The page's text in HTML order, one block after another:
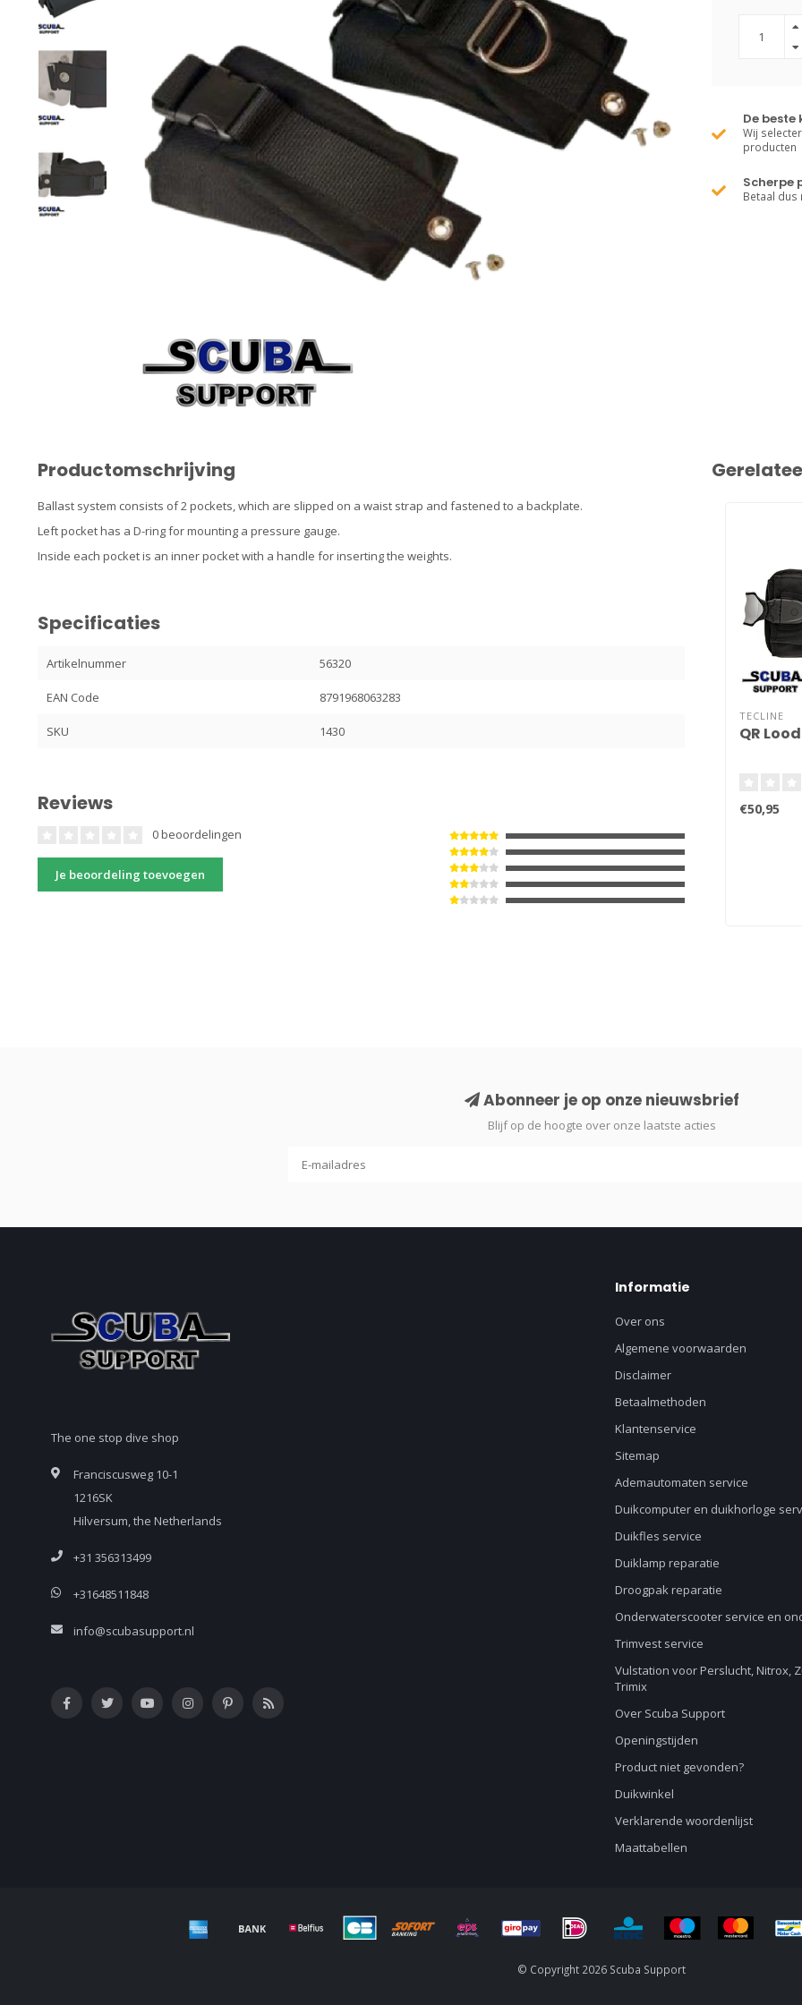
De beste
Wij
producten
Scherpe
Betaal dus
Productomschrijving
Ballast system consists of 2 pockets, which are slipped on a waist strap and fastened to a backplate.
Left pocket has a D-ring for mounting a pressure gauge.
Inside each pocket is an inner pocket with a handle for inserting the weights.
Specificaties
Artikelnummer 56320
EAN Code 8791968063283
SKU 1430
Reviews
0 beoordelingen
Je beoordeling toevoegen
TECLINE
QR
€50,95
Abonneer je op onze nieuwsbrief
Blijf op de hoogte over onze laatste acties
The one stop dive shop
Franciscusweg 10-1
1216SK
Hilversum, the Netherlands
+31 356313499
+31648511848
info@scubasupport.nl
Informatie
Over ons
Algemene voorwaarden
Disclaimer
Betaalmethoden
Klantenservice
Sitemap
Ademautomaten service
Duikcomputer en duikhorloge
Duikfles service
Duiklamp reparatie
Droogpak reparatie
Onderwaterscooter service en
Trimvest service
Vulstation voor Perslucht, Nitrox,
Trimix
Over Scuba Support
Openingstijden
Product niet gevonden?
Duikwinkel
Verklarende woordenlijst
Maattabellen
© Copyright 2026 Scuba Support